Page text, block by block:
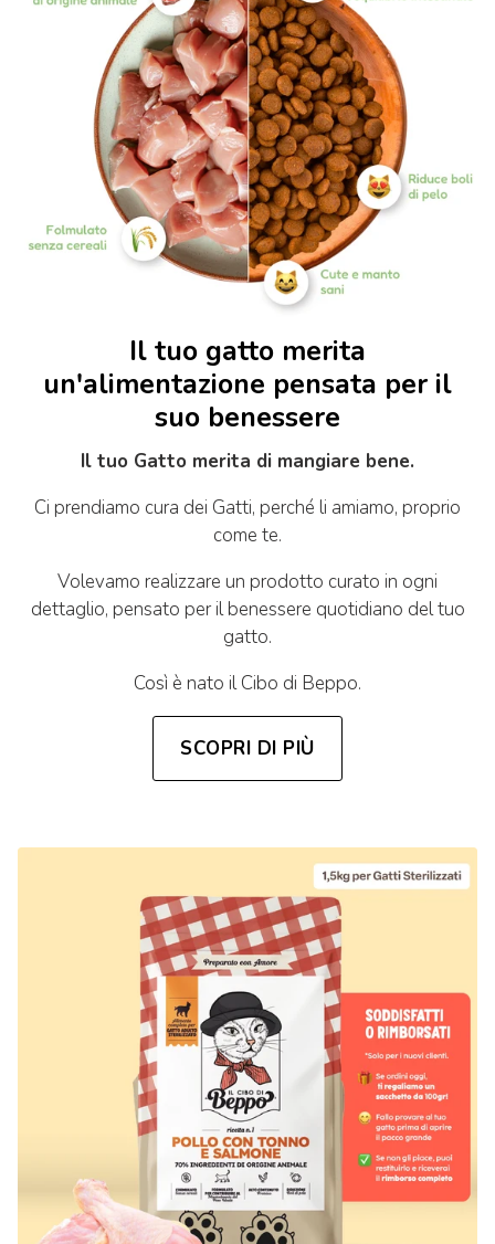
Il tuo gatto merita
un'alimentazione pensata per il
suo benessere
Il tuo Gatto merita di mangiare bene.
Ci prendiamo cura dei Gatti, perché li amiamo, proprio
come te.
Volevamo realizzare un prodotto curato in ogni
dettaglio, pensato per il benessere quotidiano del tuo
gatto.
Così è nato il Cibo di Beppo.
SCOPRI DI PIÙ